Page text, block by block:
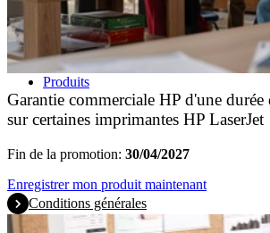
Produits
Garantie commerciale HP d'une durée
sur certaines imprimantes HP LaserJet
Fin de la promotion: 30/04/2027
Enregistrer mon produit maintenant
Conditions générales